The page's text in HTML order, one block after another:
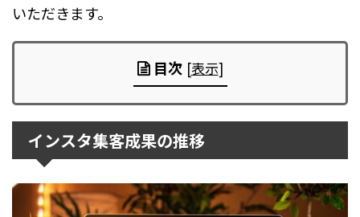
いただきます。
目次 [表示]
インスタ集客成果の推移